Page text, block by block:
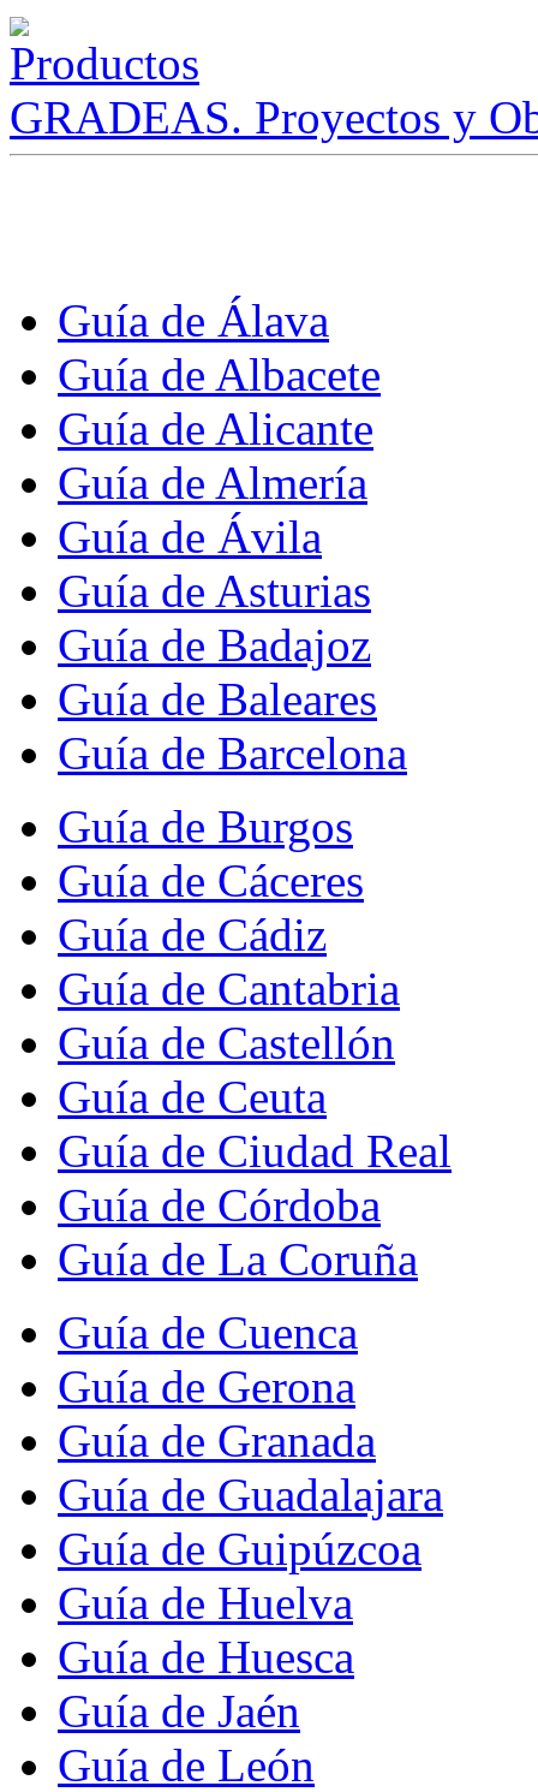
GRADEAS. Proyectos y
Guía de Álava
Guía de Albacete
Guía de Alicante
Guía de Almería
Guía de Ávila
Guía de Asturias
Guía de Badajoz
Guía de Baleares
Guía de Barcelona
Guía de Burgos
Guía de Cáceres
Guía de Cádiz
Guía de Cantabria
Guía de Castellón
Guía de Ceuta
Guía de Ciudad Real
Guía de Córdoba
Guía de La Coruña
Guía de Cuenca
Guía de Gerona
Guía de Granada
Guía de Guadalajara
Guía de Guipúzcoa
Guía de Huelva
Guía de Huesca
Guía de Jaén
Guía de León